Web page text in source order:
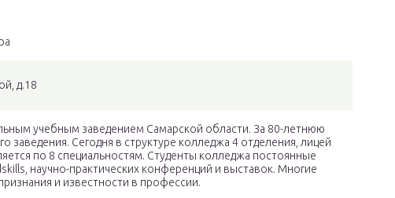
д.18
учебным заведением Самарской области. За 80-летнюю
Сегодня в структуре колледжа 4 отделения, лицей
по 8 специальностям. Студенты колледжа постоянные
научно-практических конференций и выставок. Многие
и известности в профессии.